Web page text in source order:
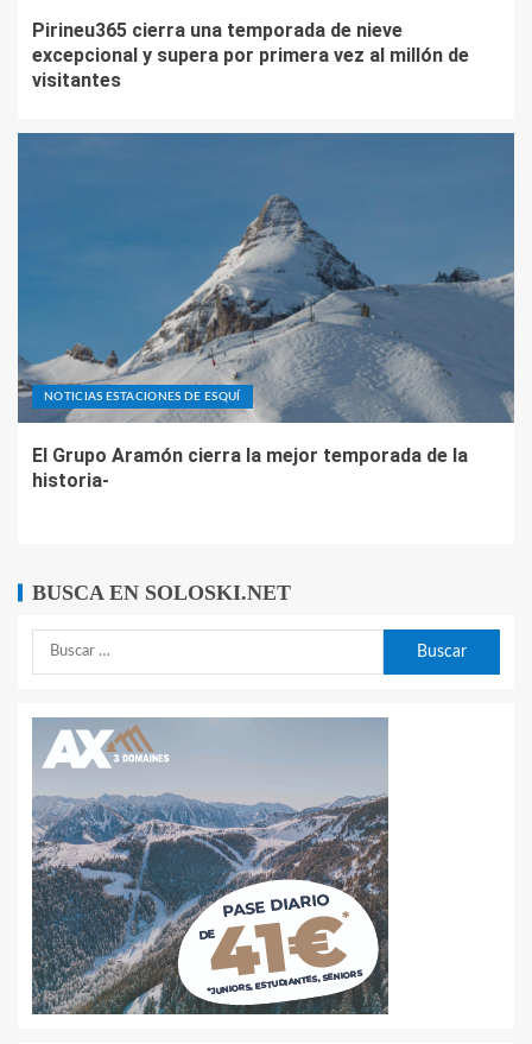
Pirineu365 cierra una temporada de nieve
excepcional y supera por primera vez al millón de
visitantes
NOTICIAS ESTACIONES DE ESQUÍ
El Grupo Aramón cierra la mejor temporada de la
historia-
BUSCA EN SOLOSKI.NET